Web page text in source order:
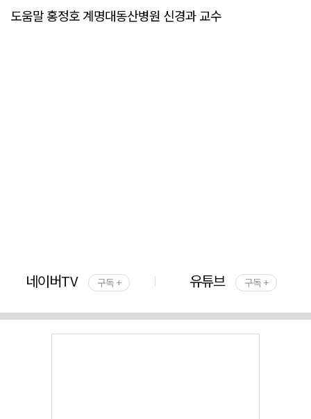
도움말 홍정호 계명대동산병원 신경과 교수
네이버TV 구독 + 유튜브 구독 +